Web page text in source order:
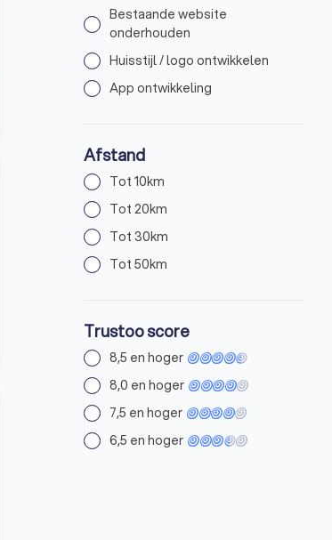
Bestaande website
onderhouden
Huisstijl / logo ontwikkelen
App ontwikkeling
Afstand
Tot 10km
Tot 20km
Tot 30km
Tot 50km
Trustoo score
8,5 en hoger
8,0 en hoger
7,5 en hoger
6,5 en hoger